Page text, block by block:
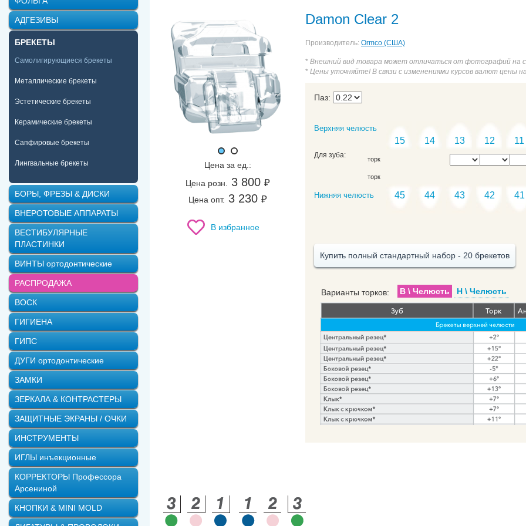
AQUA SL (Roth) PT-5 2-го поколения
Цена за ед.:
Цена розн.
3 800 ₽
Цена опт. 3 230 ₽
В избранное
Damon Clear 2
Производитель: Ormco (США)
* Внешний вид товара может отличаться от фотографий на
* Цены уточняйте! В связи с изменениями курсов валют цены
Паз:
Для зуба:
Верхняя челюсть
15 14 13 12 11
торк
торк
Нижняя челюсть 45 44 43 42 41
Купить полный стандартный набор - 20 брекетов
Варианты торков: В \ Челюсть Н \ Челюсть
АДГЕЗИВЫ
БРЕКЕТЫ
Самолигирующиеся брекеты
Металлические брекеты
Эстетические брекеты
Керамические брекеты
Сапфировые брекеты
Лингвальные брекеты
БОРЫ, ФРЕЗЫ & ДИСКИ
ВНЕРОТОВЫЕ АППАРАТЫ
ВЕСТИБУЛЯРНЫЕ
ПЛАСТИНКИ
ВИНТЫ ортодонтические
РАСПРОДАЖА
ВОСК
ГИГИЕНА
ГИПС
ДУГИ ортодонтические
ЗАМКИ
ЗЕРКАЛА & КОНТРАСТЕРЫ
ЗАЩИТНЫЕ ЭКРАНЫ / ОЧКИ
ИНСТРУМЕНТЫ
ИГЛЫ инъекционные
КОРРЕКТОРЫ Профессора
Арсениной
КНОПКИ & MINI MOLD